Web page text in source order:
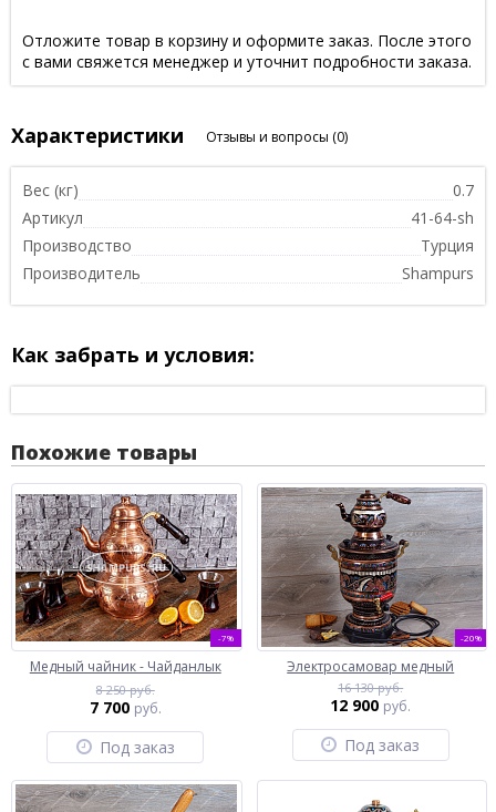
Отложите товар в корзину и оформите заказ. После этого
с вами свяжется менеджер и уточнит подробности заказа.
Характеристики Отзывы и вопросы (0)
Вес (кг)
0.7
Артикул
41-64-sh
Производство
Турция
Производитель
Shampurs
Как забрать и условия:
Похожие товары
-7%
Медный чайник - Чайданлык
8 250 руб.
7 700 руб.
Под заказ
-20%
Электросамовар медный
16 130 руб.
12 900 руб.
Под заказ